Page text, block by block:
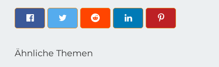
Ähnliche Themen